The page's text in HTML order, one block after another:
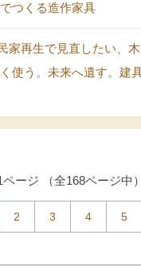
つくる造作家具
家再生で見直したい、
使う。未来へ遺す。建
ページ （全168ページ中）
2 3 4 5